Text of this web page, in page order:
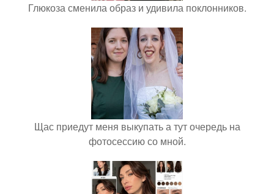
Глюкоза сменила образ и удивила поклонников.
Щас приедут меня выкупать а тут очередь на
фотосессию со мной.